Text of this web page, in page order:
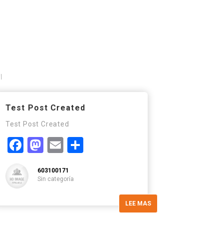
Test Post Created
Test Post Created
Facebook
Mastodon
Email
603100171
Sin categoría
LEE MAS